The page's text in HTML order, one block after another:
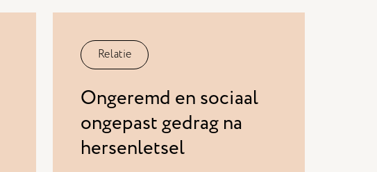
Relatie
Ongeremd en sociaal
ongepast gedrag na
hersenletsel